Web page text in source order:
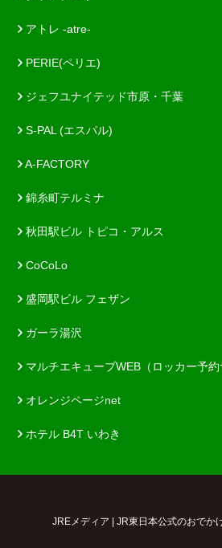
アトレ -atre-
PERIE(ペリエ)
ジェフユナイテッド市原・千葉
S-PAL (エスパル)
A-FACTORY
錦糸町テルミナ
秋田駅ビル トピコ・アルス
CoCoLo
盛岡駅ビル フェザン
ガーラ湯沢
マルチエキューブWEB（ロッカー予約
オレンジページnet
ホテル B4T いわき
JREメディア | JR東日本公式のおでか